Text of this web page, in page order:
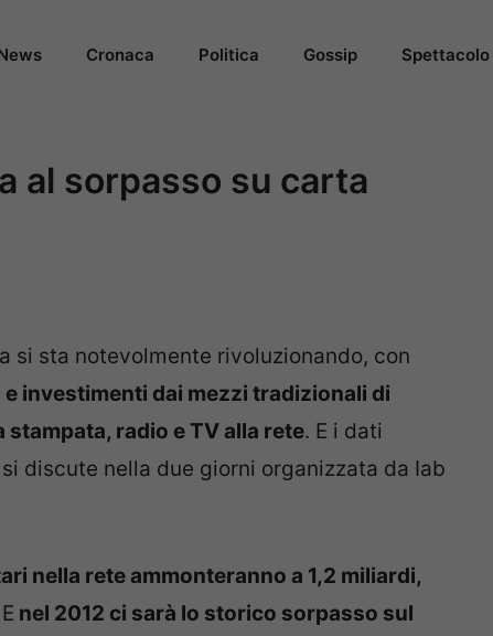
Cronaca Politica Gossip Spettacolo
al sorpasso su carta
si sta notevolmente rivoluzionando, con
investimenti dai mezzi tradizionali di
radio e TV alla rete. E i dati
discute nella due giorni organizzata da Iab
nella rete ammonteranno a 1,2 miliardi,
nel 2012 ci sarà lo storico sorpasso sul